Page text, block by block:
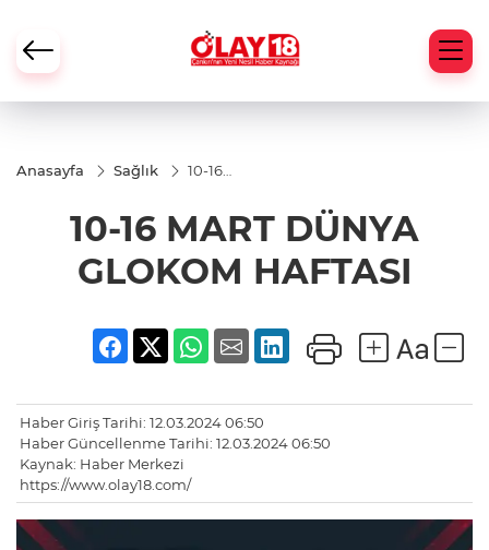
Anasayfa Sağlık
10-16
GLOKOM
HAFTASI
10-16 MART DÜNYA
GLOKOM HAFTASI
Haber Giriş Tarihi: 12.03.2024 06:50
Haber Güncellenme Tarihi: 12.03.2024 06:50
Kaynak: Haber Merkezi
https://www.olay18.com/